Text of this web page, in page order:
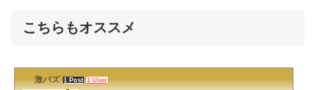
こちらもオススメ
激バズ 1 Post 1 User